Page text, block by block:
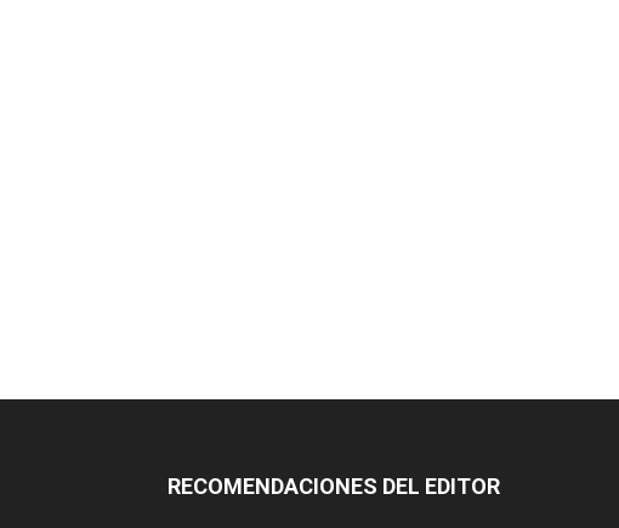
RECOMENDACIONES DEL EDITOR